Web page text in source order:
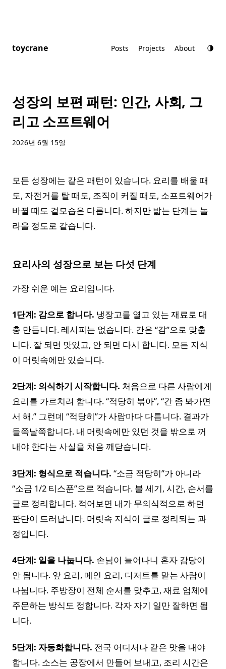
toycrane Posts Projects About
성장의 보편 패턴: 인간, 사회, 그
리고 소프트웨어
2026년 6월 15일
모든 성장에는 같은 패턴이 있습니다. 요리를 배울 때
도, 자전거를 탈 때도, 조직이 커질 때도, 소프트웨어가
바뀔 때도 겉모습은 다릅니다. 하지만 밟는 단계는 놀
라울 정도로 같습니다.
요리사의 성장으로 보는 다섯 단계
가장 쉬운 예는 요리입니다.
1단계: 감으로 합니다. 냉장고를 열고 있는 재료로 대
충 만듭니다. 레시피는 없습니다. 간은 “감”으로 맞춥
니다. 잘 되면 맛있고, 안 되면 다시 합니다. 모든 지식
이 머릿속에만 있습니다.
2단계: 의식하기 시작합니다. 처음으로 다른 사람에게
요리를 가르치려 합니다. “적당히 볶아”, “간 좀 봐가면
서 해.” 그런데 “적당히”가 사람마다 다릅니다. 결과가
들쭉날쭉합니다. 내 머릿속에만 있던 것을 밖으로 꺼
내야 한다는 사실을 처음 깨닫습니다.
3단계: 형식으로 적습니다. “소금 적당히”가 아니라
“소금 1/2 티스푼”으로 적습니다. 불 세기, 시간, 순서를
글로 정리합니다. 적어보면 내가 무의식적으로 하던
판단이 드러납니다. 머릿속 지식이 글로 정리되는 과
정입니다.
4단계: 일을 나눕니다. 손님이 늘어나니 혼자 감당이
안 됩니다. 앞 요리, 메인 요리, 디저트를 맡는 사람이
나뉩니다. 주방장이 전체 순서를 맞추고, 재료 업체에
주문하는 방식도 정합니다. 각자 자기 일만 잘하면 됩
니다.
5단계: 자동화합니다. 전국 어디서나 같은 맛을 내야
합니다. 소스는 공장에서 만들어 보내고, 조리 시간은